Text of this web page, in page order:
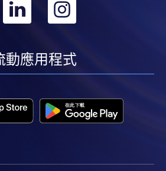
轉
轉
linkedin
動應用程式